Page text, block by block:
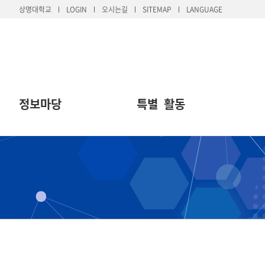
상명대학교 LOGIN 오시는길 SITEMAP LANGUAGE
정보마당 특별 활동